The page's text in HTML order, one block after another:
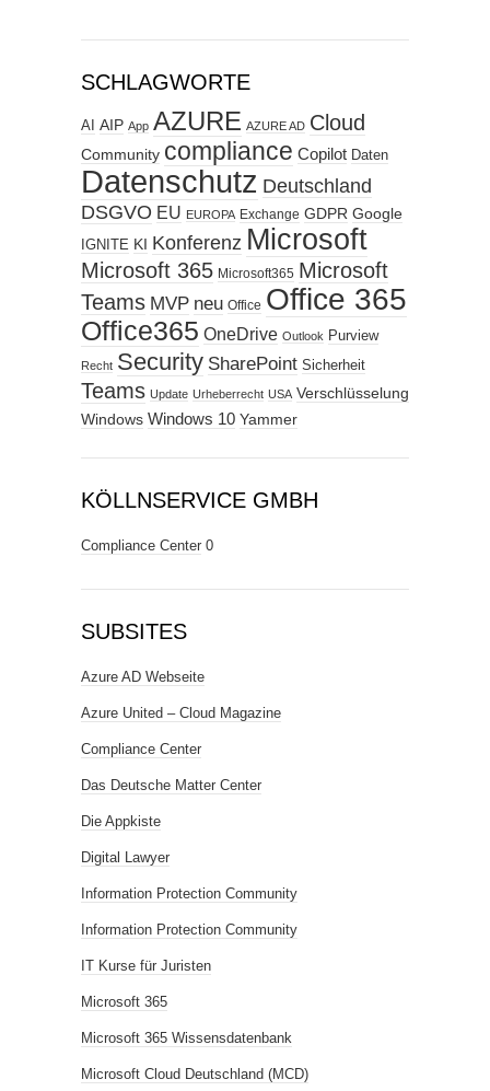
SCHLAGWORTE
AI AIP App AZURE AZURE AD Cloud
Community compliance Copilot Daten
Datenschutz Deutschland
DSGVO EU EUROPA Exchange GDPR Google
IGNITE KI Konferenz Microsoft
Microsoft 365 Microsoft365 Microsoft
Teams MVP neu Office Office 365
Office365 OneDrive Outlook Purview
Recht Security SharePoint Sicherheit
Teams Update Urheberrecht USA Verschlüsselung
Windows Windows 10 Yammer
KÖLLNSERVICE GMBH
Compliance Center 0
SUBSITES
Azure AD Webseite
Azure United – Cloud Magazine
Compliance Center
Das Deutsche Matter Center
Die Appkiste
Digital Lawyer
Information Protection Community
Information Protection Community
IT Kurse für Juristen
Microsoft 365
Microsoft 365 Wissensdatenbank
Microsoft Cloud Deutschland (MCD)